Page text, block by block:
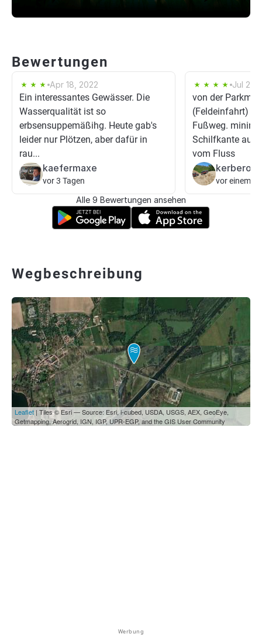
Bewertungen
Apr 18, 2022
Ein interessantes Gewässer. Die
Wasserqualität ist so
erbsensuppemäßihg. Heute gab's
leider nur Plötzen, aber dafür in
rau...
kaefermaxe
vor 3 Tagen
Jul 20,
von der
(Feldeinfahrt)
Fußweg.
Schilfkante auf
vom Fluss
kerberos
vor einem
Alle 9 Bewertungen ansehen
Wegbeschreibung
Leaflet | Tiles © Esri — Source: Esri, i-cubed, USDA, USGS, AEX, GeoEye,
Getmapping, Aerogrid, IGN, IGP, UPR-EGP, and the GIS User Community
Werbung